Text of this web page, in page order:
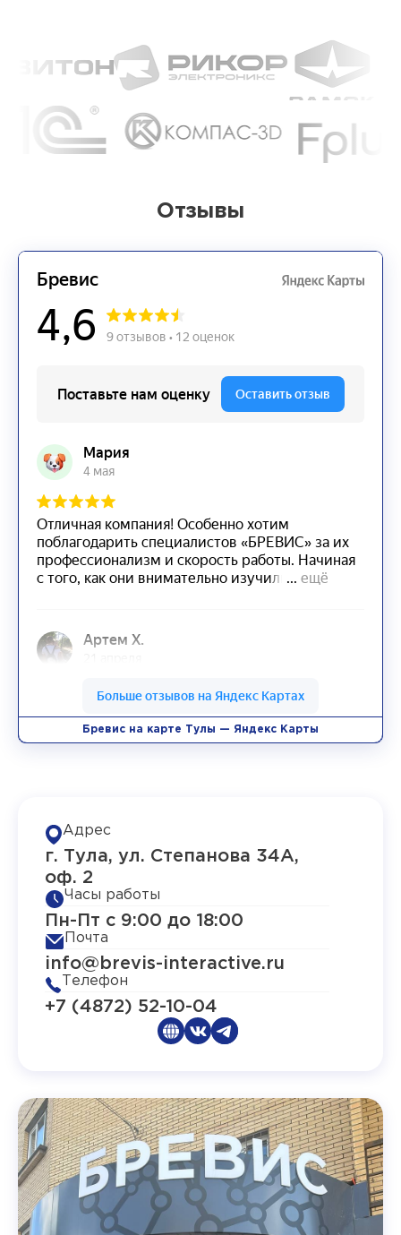
Отзывы
Бревис на карте Тулы — Яндекс Карты
Адрес
г. Тула, ул. Степанова 34А,
оф. 2
Часы работы
Пн-Пт с 9:00 до 18:00
Почта
info@brevis-interactive.ru
Телефон
+7 (4872) 52-10-04